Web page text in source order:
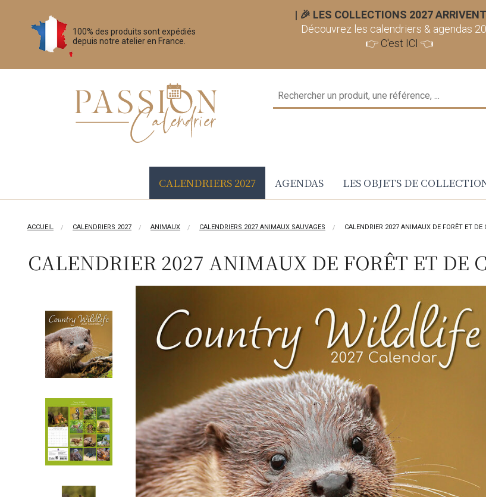
100% des produits sont expédiés
depuis notre atelier en France.
| 🎉 LES COLLECTIONS 2027
Découvrez les calendriers & agendas
👉 C'est ICI 👈
CALENDRIERS 2027 AGENDAS LES OBJETS DE
ACCUEIL CALENDRIERS 2027 ANIMAUX CALENDRIERS 2027 ANIMAUX SAUVAGES CALENDRIER 2027 ANIMAUX DE FORÊT ET DE
CALENDRIER 2027 ANIMAUX DE FORÊT ET DE